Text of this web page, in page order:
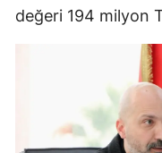
değeri 194 milyon